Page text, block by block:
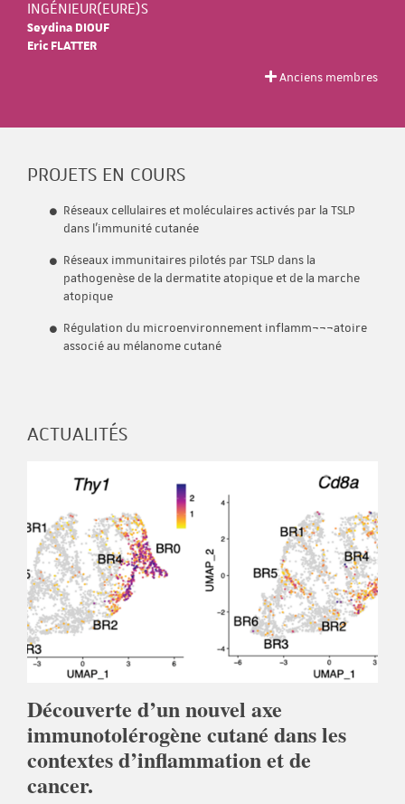
INGÉNIEUR(EURE)S
Seydina DIOUF
Eric FLATTER
Anciens membres
PROJETS EN COURS
Réseaux cellulaires et moléculaires activés par la TSLP
dans l'immunité cutanée
Réseaux immunitaires pilotés par TSLP dans la
pathogenèse de la dermatite atopique et de la marche
atopique
Régulation du microenvironnement inflamm¬¬¬atoire
associé au mélanome cutané
ACTUALITÉS
Découverte d’un nouvel axe
immunotolérogène cutané dans les
contextes d’inflammation et de
cancer.